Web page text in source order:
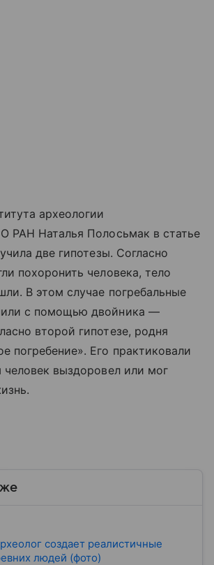
археологии
РАН Наталья Полосьмак в статье
две гипотезы. Согласно
похоронить человека, тело
В этом случае погребальные
с помощью двойника —
второй гипотезе, родня
погребение». Его практиковали
человек выздоровел или мог
создает реалистичные
людей (фото)